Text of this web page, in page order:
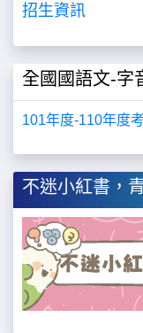
招生資訊
全國國語文-字
101年度-110年度
不迷小紅書，